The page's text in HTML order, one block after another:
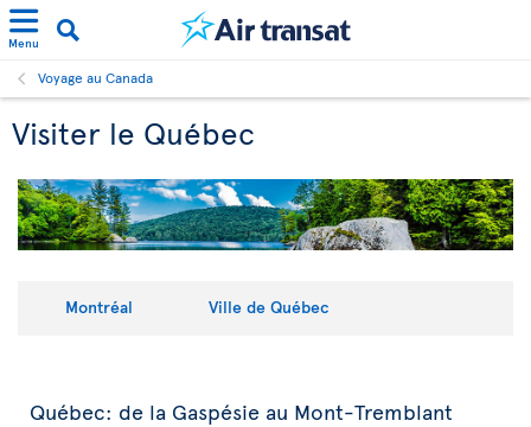
Menu
Voyage au Canada
Visiter le Québec
Montréal Ville de Québec
Québec: de la Gaspésie au Mont-Tremblant